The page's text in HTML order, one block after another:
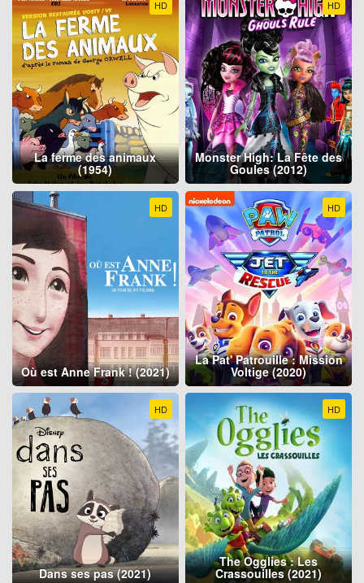
HD
La ferme des animaux
(1954)
HD
Monster High: La Fête des
Goules (2012)
HD
Où est Anne Frank ! (2021)
HD
La Pat' Patrouille : Mission
Voltige (2020)
HD
Dans ses pas (2021)
HD
The Ogglies : Les
Crassouilles (2021)